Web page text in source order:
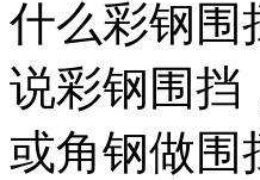
什么彩钢围
说彩钢围挡
或角钢做围